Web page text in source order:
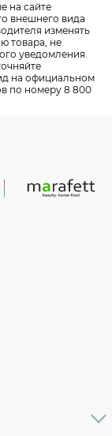
на сайте
внешнего вида
изменять
товара, не
уведомления.
на официальном
по номеру 8 800